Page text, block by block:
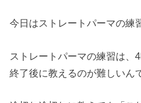
今日はストレートパーマの練
ストレートパーマの練習は、
終了後に教えるのが難しいん